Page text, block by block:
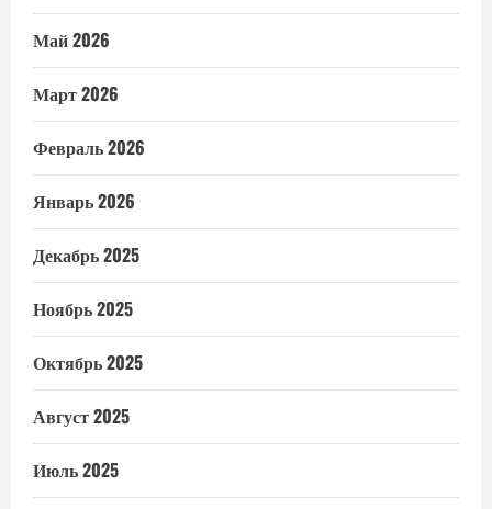
Май 2026
Март 2026
Февраль 2026
Январь 2026
Декабрь 2025
Ноябрь 2025
Октябрь 2025
Август 2025
Июль 2025